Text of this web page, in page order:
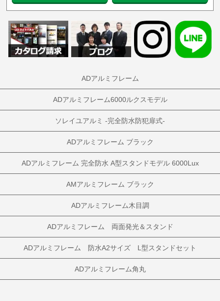
ADアルミフレーム
ADアルミフレーム6000ルクスモデル
ソレイユアルミ -完全防水防犯扉式-
ADアルミフレーム ブラック
ADアルミフレーム 完全防水 A型スタンドモデル 6000Lux
AMアルミフレーム ブラック
ADアルミフレーム木目調
ADアルミフレーム 両面発光＆スタンド
ADアルミフレーム 防水A2サイズ L型スタンドセット
ADアルミフレーム角丸